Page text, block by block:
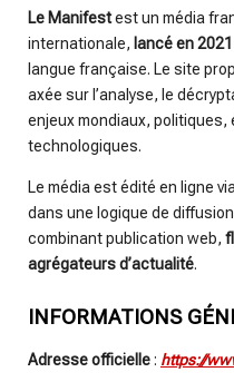
Le Manifestest un média
internationale, lancé en 2021
langue française. Le site
axée sur l’analyse, le
enjeux mondiaux,
technologiques.
Le média est édité en ligne
dans une logique de
combinant publication web,
agrégateurs d’actualité.
INFORMATIONS
Adresse officielle: https://